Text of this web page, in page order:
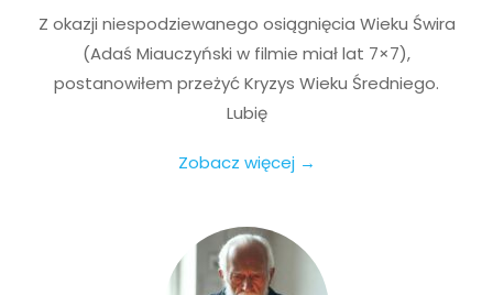
Z okazji niespodziewanego osiągnięcia Wieku Świra
(Adaś Miauczyński w filmie miał lat 7×7),
postanowiłem przeżyć Kryzys Wieku Średniego.
Lubię
Zobacz więcej →